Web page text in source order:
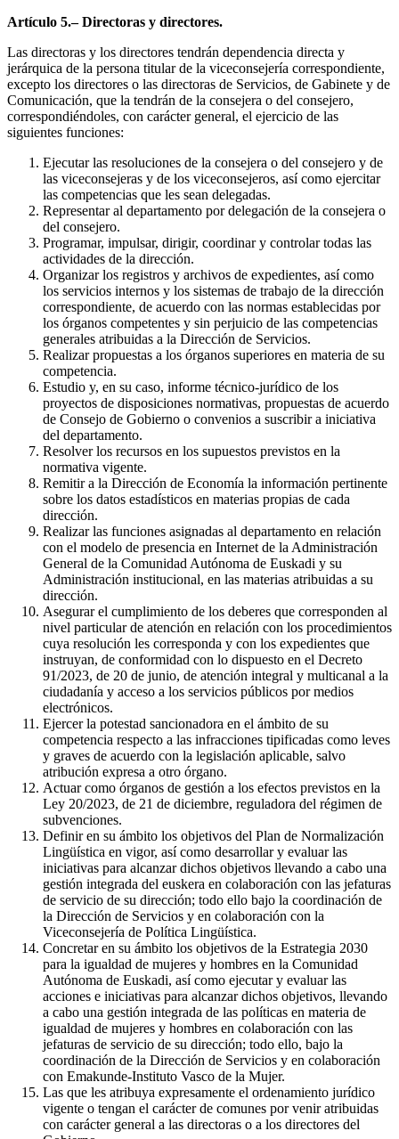
Artículo 5.– Directoras y directores.
Las directoras y los directores tendrán dependencia directa y
jerárquica de la persona titular de la viceconsejería correspondiente,
excepto los directores o las directoras de Servicios, de Gabinete y de
Comunicación, que la tendrán de la consejera o del consejero,
correspondiéndoles, con carácter general, el ejercicio de las
siguientes funciones:
Ejecutar las resoluciones de la consejera o del consejero y de
las viceconsejeras y de los viceconsejeros, así como ejercitar
las competencias que les sean delegadas.
Representar al departamento por delegación de la consejera o
del consejero.
Programar, impulsar, dirigir, coordinar y controlar todas las
actividades de la dirección.
Organizar los registros y archivos de expedientes, así como
los servicios internos y los sistemas de trabajo de la dirección
correspondiente, de acuerdo con las normas establecidas por
los órganos competentes y sin perjuicio de las competencias
generales atribuidas a la Dirección de Servicios.
Realizar propuestas a los órganos superiores en materia de su
competencia.
Estudio y, en su caso, informe técnico-jurídico de los
proyectos de disposiciones normativas, propuestas de acuerdo
de Consejo de Gobierno o convenios a suscribir a iniciativa
del departamento.
Resolver los recursos en los supuestos previstos en la
normativa vigente.
Remitir a la Dirección de Economía la información pertinente
sobre los datos estadísticos en materias propias de cada
dirección.
Realizar las funciones asignadas al departamento en relación
con el modelo de presencia en Internet de la Administración
General de la Comunidad Autónoma de Euskadi y su
Administración institucional, en las materias atribuidas a su
dirección.
Asegurar el cumplimiento de los deberes que corresponden al
nivel particular de atención en relación con los procedimientos
cuya resolución les corresponda y con los expedientes que
instruyan, de conformidad con lo dispuesto en el Decreto
91/2023, de 20 de junio, de atención integral y multicanal a la
ciudadanía y acceso a los servicios públicos por medios
electrónicos.
Ejercer la potestad sancionadora en el ámbito de su
competencia respecto a las infracciones tipificadas como leves
y graves de acuerdo con la legislación aplicable, salvo
atribución expresa a otro órgano.
Actuar como órganos de gestión a los efectos previstos en la
Ley 20/2023, de 21 de diciembre, reguladora del régimen de
subvenciones.
Definir en su ámbito los objetivos del Plan de Normalización
Lingüística en vigor, así como desarrollar y evaluar las
iniciativas para alcanzar dichos objetivos llevando a cabo una
gestión integrada del euskera en colaboración con las jefaturas
de servicio de su dirección; todo ello bajo la coordinación de
la Dirección de Servicios y en colaboración con la
Viceconsejería de Política Lingüística.
Concretar en su ámbito los objetivos de la Estrategia 2030
para la igualdad de mujeres y hombres en la Comunidad
Autónoma de Euskadi, así como ejecutar y evaluar las
acciones e iniciativas para alcanzar dichos objetivos, llevando
a cabo una gestión integrada de las políticas en materia de
igualdad de mujeres y hombres en colaboración con las
jefaturas de servicio de su dirección; todo ello, bajo la
coordinación de la Dirección de Servicios y en colaboración
con Emakunde-Instituto Vasco de la Mujer.
Las que les atribuya expresamente el ordenamiento jurídico
vigente o tengan el carácter de comunes por venir atribuidas
con carácter general a las directoras o a los directores del